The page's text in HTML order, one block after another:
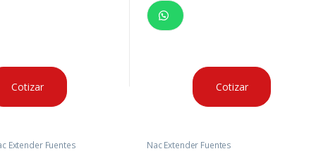
Cotizar Cotizar
Extender Fuentes Nac Extender Fuentes